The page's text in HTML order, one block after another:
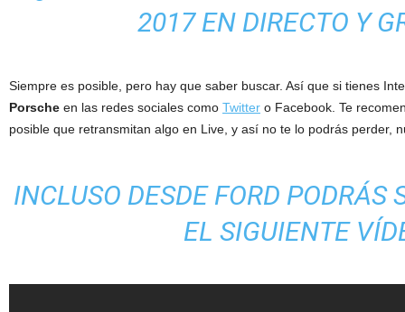
2017 EN DIRECTO Y
Siempre es posible, pero hay que saber buscar. Así que si tienes
Porsche en las redes sociales como Twitter o Facebook. Te
posible que retransmitan algo en Live, y así no te lo podrás perder,
INCLUSO DESDE FORD PODRÁS
EL SIGUIENTE